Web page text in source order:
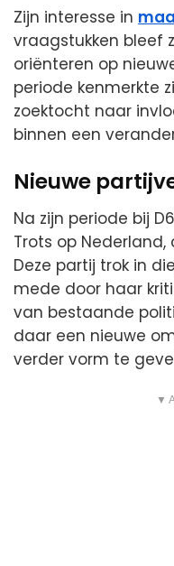
Zijn interesse in
vraagstukken bleef
oriënteren op
periode kenmerkte
zoektocht naar
binnen een
Nieuwe
Na zijn periode bij
Trots op Nederland,
Deze partij trok in
mede door haar
van bestaande
daar een nieuwe
verder vorm te
▼